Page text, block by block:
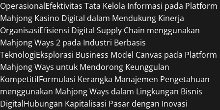
OperasionalEfektivitas Tata Kelola Informasi pada Platform
Mahjong Kasino Digital dalam Mendukung Kinerja
OrganisasiEfisiensi Digital Supply Chain menggunakan
Mahjong Ways 2 pada Industri Berbasis
TeknologiEksplorasi Business Model Canvas pada Platform
Mahjong Ways untuk Mendorong Keunggulan
KompetitifFormulasi Kerangka Manajemen Pengetahuan
menggunakan Mahjong Ways dalam Lingkungan Bisnis
DigitalHubungan Kapitalisasi Pasar dengan Inovasi